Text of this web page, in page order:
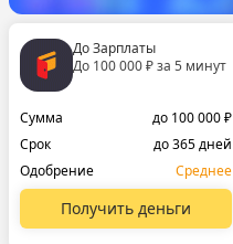
До Зарплаты
До 100 000 ₽ за 5 минут
Сумма
до 100 000 ₽
Срок
до 365 дней
Одобрение
Среднее
Получить деньги